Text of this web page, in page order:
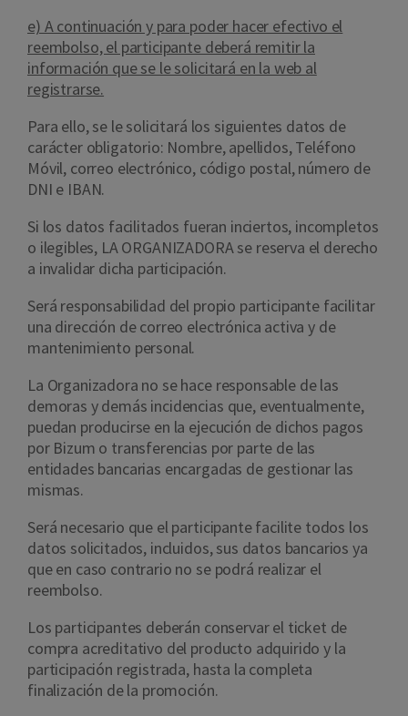
e) A continuación y para poder hacer efectivo el
reembolso, el participante deberá remitir la
información que se le solicitará en la web al
registrarse.
Para ello, se le solicitará los siguientes datos de
carácter obligatorio: Nombre, apellidos, Teléfono
Móvil, correo electrónico, código postal, número de
DNI e IBAN.
Si los datos facilitados fueran inciertos, incompletos
o ilegibles, LA ORGANIZADORA se reserva el derecho
a invalidar dicha participación.
Será responsabilidad del propio participante facilitar
una dirección de correo electrónica activa y de
mantenimiento personal.
La Organizadora no se hace responsable de las
demoras y demás incidencias que, eventualmente,
puedan producirse en la ejecución de dichos pagos
por Bizum o transferencias por parte de las
entidades bancarias encargadas de gestionar las
mismas.
Será necesario que el participante facilite todos los
datos solicitados, incluidos, sus datos bancarios ya
que en caso contrario no se podrá realizar el
reembolso.
Los participantes deberán conservar el ticket de
compra acreditativo del producto adquirido y la
participación registrada, hasta la completa
finalización de la promoción.